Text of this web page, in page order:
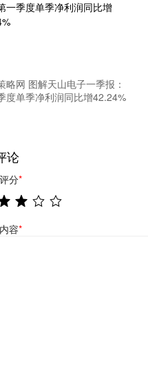
略网 图解天山电子一季报：
度单季净利润同比增42.24%
论
分*
容*